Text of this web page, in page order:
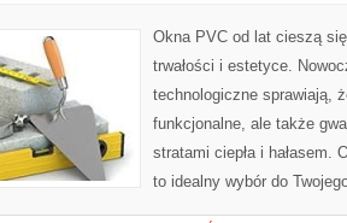
Okna PVC od lat cieszą
trwałości i estetyce.
technologiczne sprawiają,
funkcjonalne, ale także
stratami ciepła i hałasem.
to idealny wybór do